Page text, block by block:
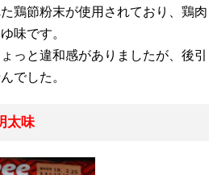
鶏節粉末が使用されており、鶏肉
味です。
っと違和感がありましたが、後引
でした。
太味